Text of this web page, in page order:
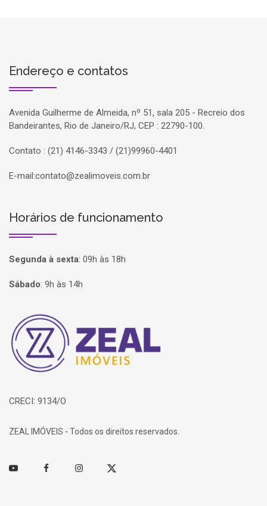
Endereço e contatos
Avenida Guilherme de Almeida, nº 51, sala 205 - Recreio dos
Bandeirantes, Rio de Janeiro/RJ, CEP : 22790-100.
Contato : (21) 4146-3343 / (21)99960-4401
E-mail:contato@zealimoveis.com.br
Horários de funcionamento
Segunda à sexta: 09h às 18h
Sábado: 9h às 14h
Página inicial
CRECI: 9134/O
ZEAL IMÓVEIS - Todos os direitos reservados.
Youtube FacebookInstagramTwitter